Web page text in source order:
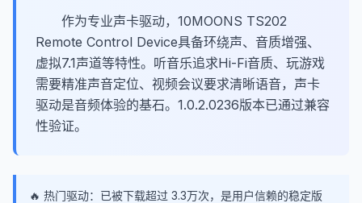
作为专业声卡驱动，10MOONS TS202
Remote Control Device具备环绕声、音质增强、
虚拟7.1声道等特性。听音乐追求Hi-Fi音质、玩游戏
需要精准声音定位、视频会议要求清晰语音，声卡
驱动是音频体验的基石。1.0.2.0236版本已通过兼容
性验证。
🔥 热门驱动：已被下载超过 3.3万次，是用户信赖的稳定版